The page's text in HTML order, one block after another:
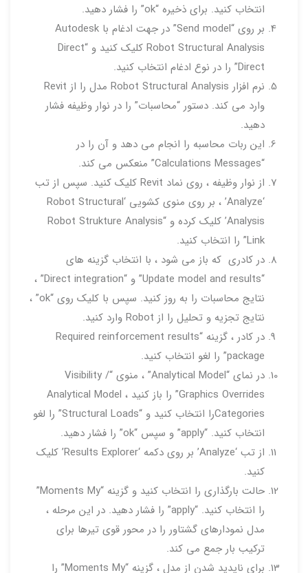
انتخاب کنید. برای ذخیره “ok” را فشار دهید.
بر روی “Send model” در جهت ادغام با Autodesk
Robot Structural Analysis کلیک کنید و “Direct
Direct” را در نوع ادغام انتخاب کنید.
نرم افزار Robot Structural Analysis مدل را از Revit
وارد می کند. دستور “محاسبات” را در نوار وظیفه فشار
دهید.
این ربات محاسبه را انجام می دهد و آن را در
“Calculations Messages” منعکس می کند.
از نوار وظیفه ، روی نماد Revit کلیک کنید. سپس از تب
‘Analyze’ ، بر روی منوی کشویی ‘Robot Structural
Analysis’ کلیک کرده و “Robot Strukture Analysis
Link” را انتخاب کنید.
در کادری که باز می شود ، با انتخاب گزینه های
“Update model and results” و “Direct integration” ،
نتایج محاسبات را به روز کنید. سپس با کلیک روی “ok” ،
نتایج تجزیه و تحلیل را از Robot وارد کنید.
در کادر ، گزینه “Required reinforcement results
package” را لغو انتخاب کنید.
در نمای “Analytical Model” ، منوی “Visibility /
Graphics Overrides” را باز کنید ، Analytical Model
Categoriesرا انتخاب کنید و “Structural Loads” را لغو
انتخاب کنید. “apply” و سپس “ok” را فشار دهید.
از تب ‘Analyze’ بر روی دکمه ‘Results Explorer’ کلیک
کنید.
حالت بارگذاری را انتخاب کنید و گزینه “Moments My”
را انتخاب کنید. “apply” را فشار دهید. در این مرحله ،
مدل نمودارهای گشتاور را در محور قوی تیرها برای
ترکیب بار جمع می کند.
برای ناپدید شدن از مدل ، گزینه “Moments My” را